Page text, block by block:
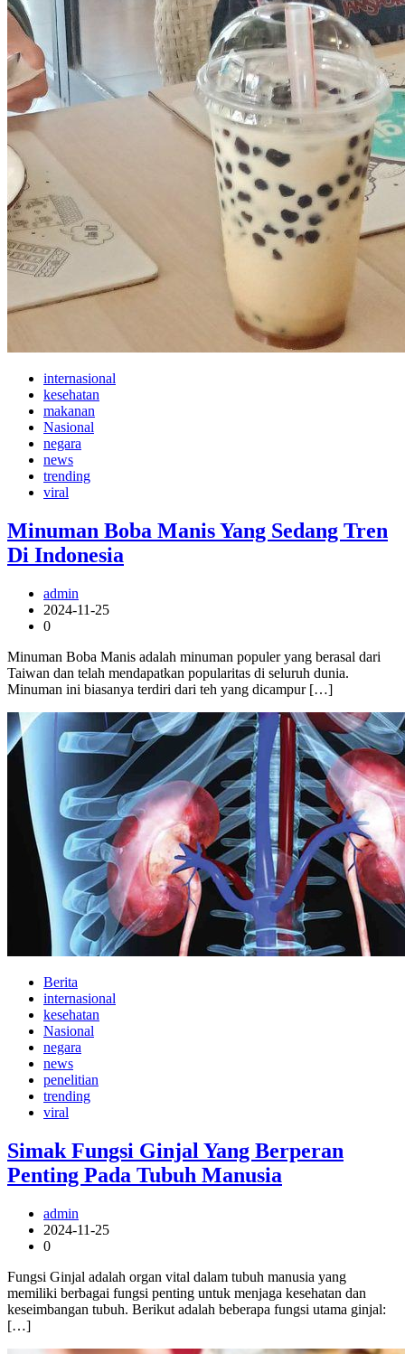
internasional
kesehatan
makanan
Nasional
negara
news
trending
viral
Minuman Boba Manis Yang Sedang Tren
Di Indonesia
admin
2024-11-25
0
Minuman Boba Manis adalah minuman populer yang berasal dari
Taiwan dan telah mendapatkan popularitas di seluruh dunia.
Minuman ini biasanya terdiri dari teh yang dicampur […]
Berita
internasional
kesehatan
Nasional
negara
news
penelitian
trending
viral
Simak Fungsi Ginjal Yang Berperan
Penting Pada Tubuh Manusia
admin
2024-11-25
0
Fungsi Ginjal adalah organ vital dalam tubuh manusia yang
memiliki berbagai fungsi penting untuk menjaga kesehatan dan
keseimbangan tubuh. Berikut adalah beberapa fungsi utama ginjal:
[…]